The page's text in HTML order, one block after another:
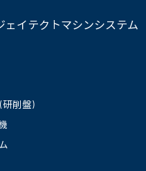
ェイテクトマシンシステム
研削盤)